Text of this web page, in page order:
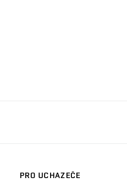
PRO UCHAZEČE